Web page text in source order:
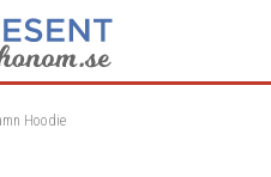
Hoodie